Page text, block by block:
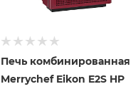
Печь комбинированная
Merrychef Eikon E2S HP